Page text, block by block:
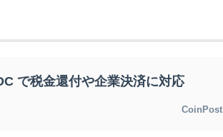
で税金還付や企業決済に対応
CoinPost